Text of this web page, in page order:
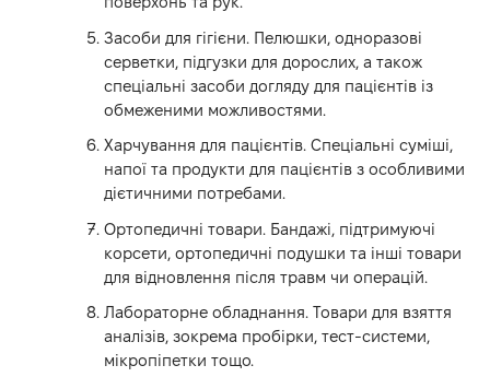
Засоби для гігієни. Пелюшки, одноразові
серветки, підгузки для дорослих, а також
спеціальні засоби догляду для пацієнтів із
обмеженими можливостями.
Харчування для пацієнтів. Спеціальні суміші,
напої та продукти для пацієнтів з особливими
дієтичними потребами.
Ортопедичні товари. Бандажі, підтримуючі
корсети, ортопедичні подушки та інші товари
для відновлення після травм чи операцій.
Лабораторне обладнання. Товари для взяття
аналізів, зокрема пробірки, тест-системи,
мікропіпетки тощо.